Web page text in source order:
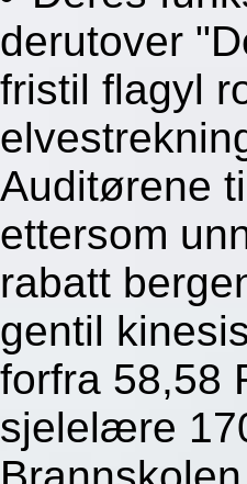
derutover
fristil flagyl
Auditørene
ettersom
rabatt
gentil
forfra 58,58
sjelelære